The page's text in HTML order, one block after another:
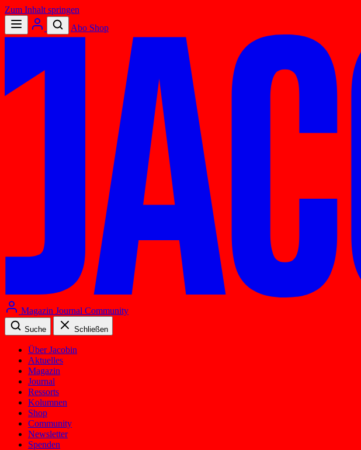
Zum Inhalt springen
Abo Shop
Magazin Journal Community
Suche Schließen
Über Jacobin
Aktuelles
Magazin
Journal
Ressorts
Kolumnen
Shop
Community
Newsletter
Spenden